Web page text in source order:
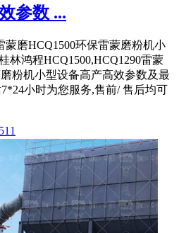
参数 ...
蒙磨HCQ1500环保雷蒙磨粉机小
林鸿程HCQ1500,HCQ1290雷蒙
粉机小型设备高产高效参数及最
小时为您服务,售前/ 售后均可